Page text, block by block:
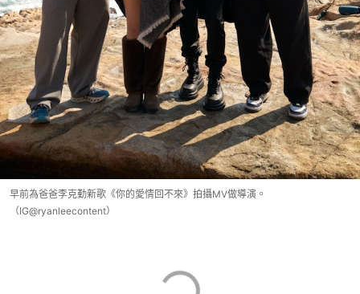
早前為爸爸李克勤新歌《你的愛情回不來》拍攝MV做導演。
（IG@ryanleecontent）